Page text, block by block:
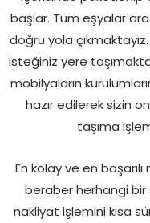
başlar. Tüm eşyalar
doğru yola
isteğiniz yere
mobilyaların
hazır edilerek sizin
taşıma
En kolay ve en
beraber herhangi bir
nakliyat işlemini kısa